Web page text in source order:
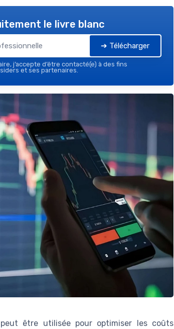
le livre blanc
➔ Télécharger
j’accepte d’être contacté(e) à des fins
et ses partenaires.
être utilisée pour optimiser les coûts